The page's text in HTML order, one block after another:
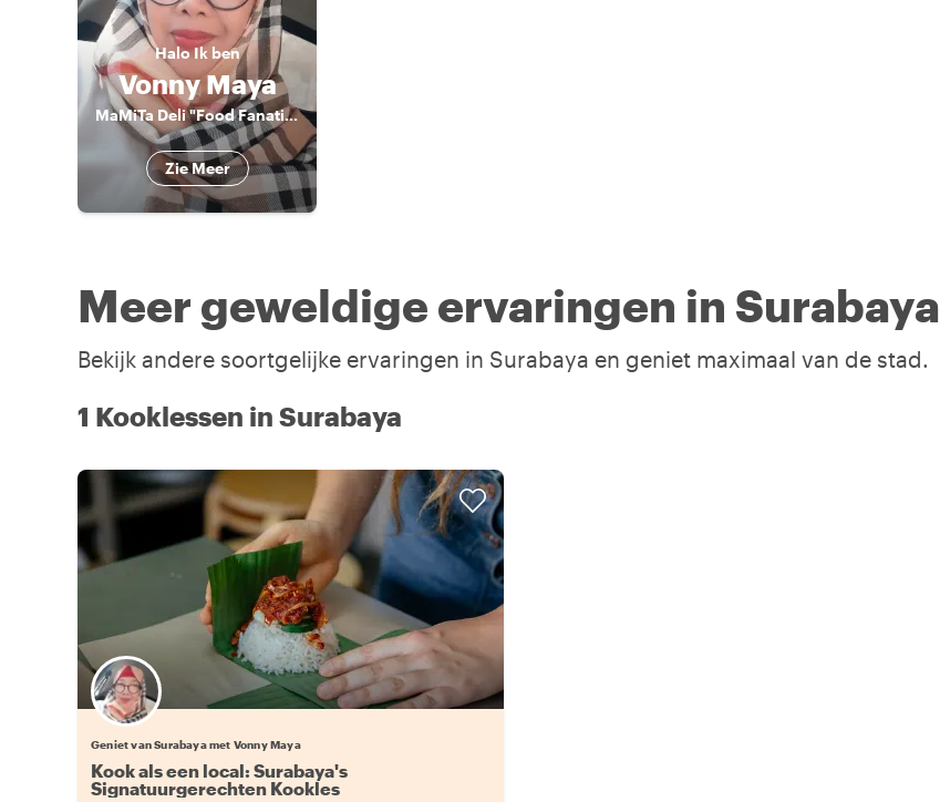
HaloIk ben
Vonny Maya
MaMiTa Deli "Food Fanatics"
Zie Meer
Meer geweldige ervaringen in Surabaya
Bekijk andere soortgelijke ervaringen in Surabaya en geniet maximaal van de stad.
1 Kooklessen in Surabaya
Geniet van Surabaya met Vonny Maya
Kook als een local: Surabaya's
Signatuurgerechten Kookles